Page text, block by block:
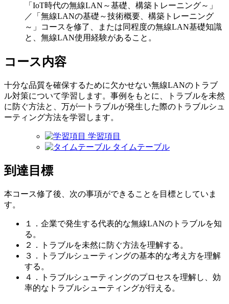
「IoT時代の無線LAN～基礎、構築トレーニング～」
／「無線LANの基礎～技術概要、構築トレーニング
～」コースを修了、または同程度の無線LAN基礎知識
と、無線LAN使用経験があること。
コース内容
十分な品質を確保するために欠かせない無線LANのトラブ
ル対策について学習します。事例をもとに、トラブルを未然
に防ぐ方法と、万が一トラブルが発生した際のトラブルシュ
ーティング方法を学習します。
学習項目
タイムテーブル
到達目標
本コース修了後、次の事項ができることを目標としていま
す。
１．企業で発生する代表的な無線LANのトラブルを知
る。
２．トラブルを未然に防ぐ方法を理解する。
３．トラブルシューティングの基本的な考え方を理解
する。
４．トラブルシューティングのプロセスを理解し、効
率的なトラブルシューティングが行える。